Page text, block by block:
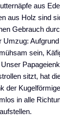
aus
aus Holz sind
Gebrauch
Umzug:
sein,
sitzt, hat
der
in alle